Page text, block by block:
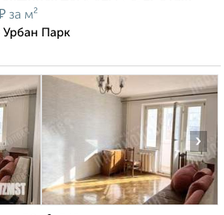
за м²
Парк
›